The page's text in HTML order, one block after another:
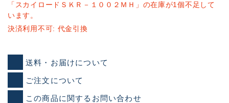
「スカイロードＳＫＲ－１００２ＭＨ」の在庫が1個不足して
います。
決済利用不可: 代金引換
送料・お届けについて
ご注文について
この商品に関するお問い合わせ